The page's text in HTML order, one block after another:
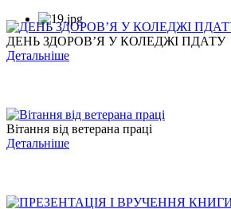
ДЕНЬ ЗДОРОВ’Я У КОЛЕДЖІ ПДАТУ
Детальніше
Вітання від ветерана праці
Детальніше